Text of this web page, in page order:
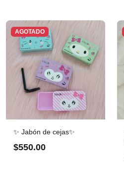
AGOTADO
✨ Jabón de cejas✨
$550.00